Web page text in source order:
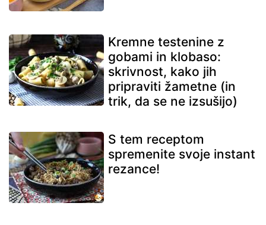
Kremne testenine z
gobami in klobaso:
skrivnost, kako jih
pripraviti žametne (in
trik, da se ne izsušijo)
S tem receptom
spremenite svoje instant
rezance!